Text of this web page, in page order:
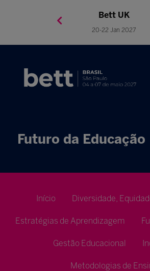
Bett UK
20-22 Jan 2027
Bett Brasil
05-08 Mai 2026
Bett Asia
23-24 Setembro 2026
Bett USA
8-10 November 2027
Futuro da Educação
Início Diversidade,
Estratégias de Aprendizagem
Gestão Educacional
Metodologias de